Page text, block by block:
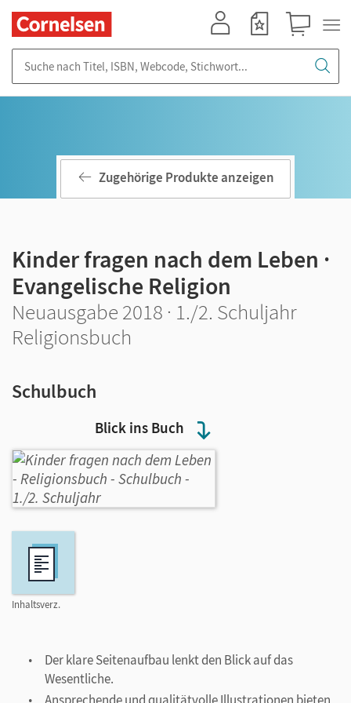
Blick ins Buch
Inhaltsverz.
Zugehörige Produkte anzeigen
Kinder fragen nach dem Leben ·
Evangelische Religion
Neuausgabe 2018 · 1./2. Schuljahr
Religionsbuch
Schulbuch
Der klare Seitenaufbau lenkt den Blick auf das
Wesentliche.